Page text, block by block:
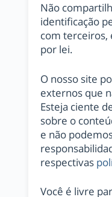
Não
identificação
com terceiros,
por lei.
O nosso site
externos que
Esteja ciente
sobre o
e não
respectivas
Você é livre